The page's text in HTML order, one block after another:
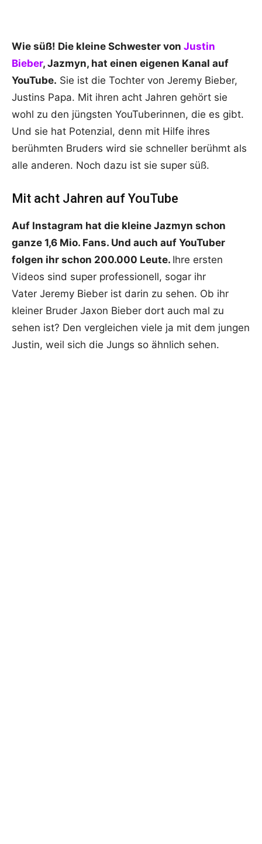
Wie süß! Die kleine Schwester von Justin
Bieber, Jazmyn, hat einen eigenen Kanal auf
YouTube. Sie ist die Tochter von Jeremy Bieber,
Justins Papa. Mit ihren acht Jahren gehört sie
wohl zu den jüngsten YouTuberinnen, die es gibt.
Und sie hat Potenzial, denn mit Hilfe ihres
berühmten Bruders wird sie schneller berühmt als
alle anderen. Noch dazu ist sie super süß.
Mit acht Jahren auf YouTube
Auf Instagram hat die kleine Jazmyn schon
ganze 1,6 Mio. Fans. Und auch auf YouTuber
folgen ihr schon 200.000 Leute. Ihre ersten
Videos sind super professionell, sogar ihr
Vater Jeremy Bieber ist darin zu sehen. Ob ihr
kleiner Bruder Jaxon Bieber dort auch mal zu
sehen ist? Den vergleichen viele ja mit dem jungen
Justin, weil sich die Jungs so ähnlich sehen.